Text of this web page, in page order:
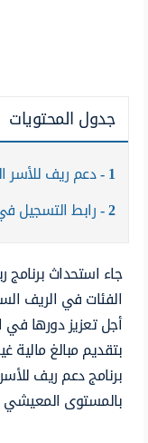
جدول المحتويات
1 دعم ريف للأسر
2 رابط التسجيل
جاء استحداث
الفئات في الريف
أجل تعزيز دورها في
بتقديم مبالغ
برنامج دعم ريف
بالمستوى المعيشي